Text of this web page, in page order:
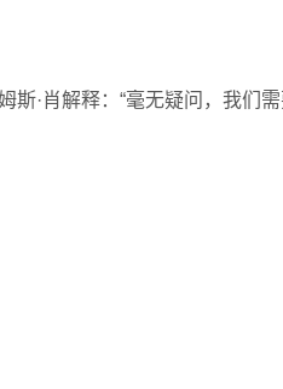
斯·肖解释：“毫无疑问，我们